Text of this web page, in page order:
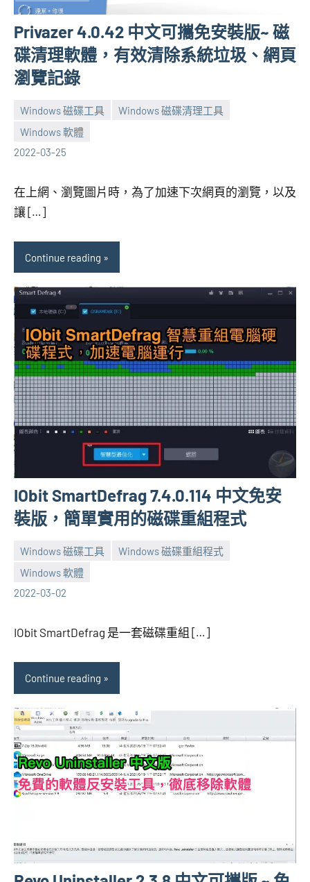
Privazer 4.0.42 中文可攜免安裝版~ 磁
碟清理軟體，有效清除系統垃圾、網頁
瀏覽記錄
Windows 磁碟工具
Windows 磁碟清理工具
Windows 軟體
2022-03-25
張
海
No
comments
在上網、瀏覽圖片時，為了加速下次網頁的瀏覽，以及
讓 […]
Continue reading
IObit SmartDefrag 7.4.0.114 中文免安
裝版，簡單實用的磁碟重組程式
Windows 磁碟工具
Windows 磁碟重組程式
Windows 軟體
2022-03-02
張
海
comment
IObit SmartDefrag 是一套磁碟重組 […]
Continue reading